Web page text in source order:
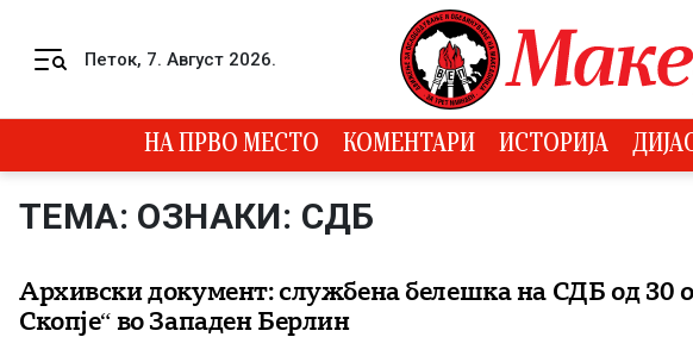
Петок, 7. Август 2026.
НА ПРВО МЕСТО КОМЕНТАРИ ИСТОРИЈА
ТЕМА: ОЗНАКИ: СДБ
Архивски документ: службена белешка на СДБ од 30
Скопје“ во Западен Берлин